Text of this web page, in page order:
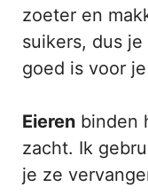
zoeter en
suikers, dus
goed is voor
Eieren binden
zacht. Ik
je ze